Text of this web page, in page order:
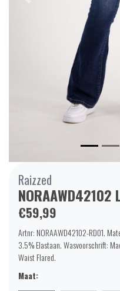
Raizzed
NORAAWD42102
€59,99
Artnr: NORAAWD42102-RD01.
3.5% Elastaan. Wasvoorschrift:
Waist Flared.
Maat: